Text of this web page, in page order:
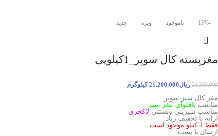
-13% ناموجود ویژه جدید
مغزپسته کال سوپر_1کیلویی
24.300.000 ریال21.200.000 کیلوگرم
مغز کال سبز سوپر
مناسب باقلوای مغز سبز
مناسب شیرینی وبستنی لاکچری
ارایه با تخفیف زیاد
فقط 1 کیلو موجود است
ارسال با پست